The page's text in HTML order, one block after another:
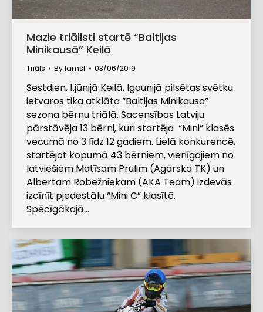
Mazie triālisti startē “Baltijas
Minikausā” Keilā
Triāls Bylamsf 03/06/2019
Sestdien, 1.jūnijā Keilā, Igaunijā pilsētas svētku
ietvaros tika atklāta “Baltijas Minikausa”
sezona bērnu triālā. Sacensības Latviju
pārstāvēja 13 bērni, kuri startēja “Mini” klasēs
vecumā no 3 līdz 12 gadiem. Lielā konkurencē,
startējot kopumā 43 bērniem, vienīgajiem no
latviešiem Matīsam Prulim (Agarska TK) un
Albertam Robežniekam (AKA Team) izdevās
izcīnīt pjedestālu “Mini C” klasītē.
Spēcīgākajā…